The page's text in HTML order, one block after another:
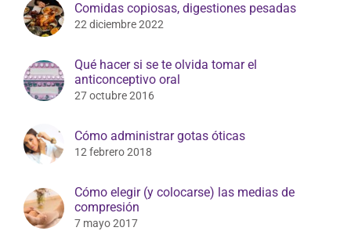
Comidas copiosas, digestiones pesadas
22 diciembre 2022
Qué hacer si se te olvida tomar el
anticonceptivo oral
27 octubre 2016
Cómo administrar gotas óticas
12 febrero 2018
Cómo elegir (y colocarse) las medias de
compresión
7 mayo 2017